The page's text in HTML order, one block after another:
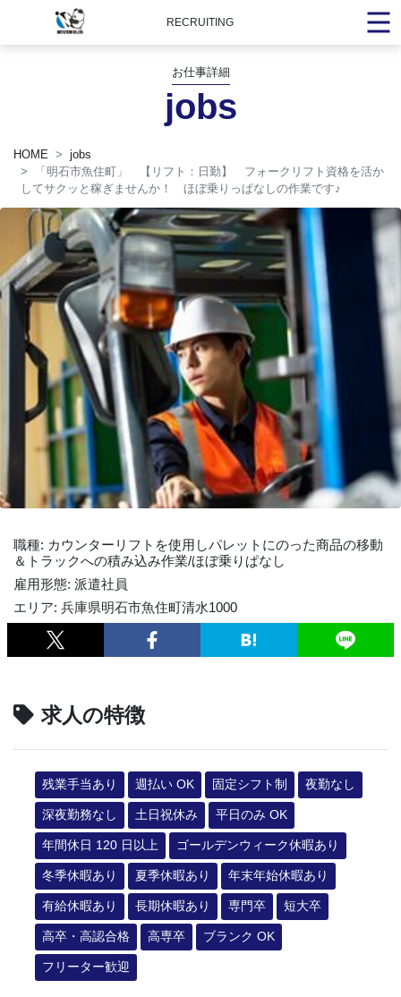
RECRUITING
お仕事詳細
jobs
HOME
jobs
「明石市魚住町」 【リフト：日勤】 フォークリフト資格を活か
してサクッと稼ぎませんか！ ほぼ乗りっぱなしの作業です♪
職種: カウンターリフトを使用しパレットにのった商品の移動
＆トラックへの積み込み作業/ほぼ乗りぱなし
雇用形態: 派遣社員
エリア: 兵庫県明石市魚住町清水1000
求人の特徴
残業手当あり 週払い OK 固定シフト制 夜勤なし
深夜勤務なし 土日祝休み 平日のみ OK
年間休日 120 日以上 ゴールデンウィーク休暇あり
冬季休暇あり 夏季休暇あり 年末年始休暇あり
有給休暇あり 長期休暇あり 専門卒 短大卒
高卒・高認合格 高専卒 ブランク OK
フリーター歓迎